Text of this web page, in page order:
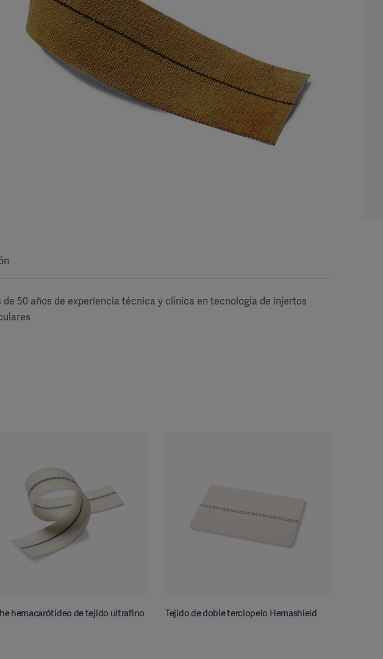
de 50 años de experiencia técnica y clínica en tecnología de injertos
hemacarótideo de tejido ultrafino Tejido de doble terciopelo Hemashield